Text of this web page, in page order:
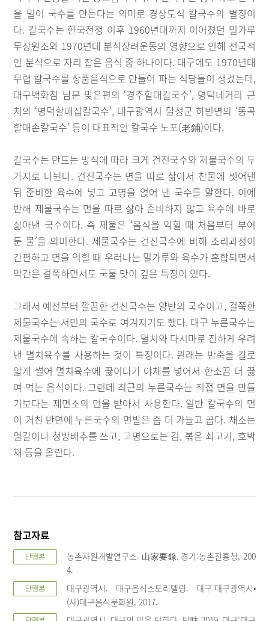
을 밀어 국수를 만든다는 의미로 경상도식 칼국수의 별칭이
다. 칼국수는 한국전쟁 이후 1960년대까지 이어졌던 밀가루
무상원조와 1970년대 분식장려운동의 영향으로 인해 전국적
인 분식으로 자리 잡은 음식 중 하나이다. 대구에도 1970년대
무렵 칼국수를 상품음식으로 만들어 파는 식당들이 생겼는데,
대구백화점 남문 맞은편의 ‘경주할매칼국수’, 명덕네거리 근
처의 ‘명덕할매집칼국수’, 대구광역시 달성군 하빈면의 ‘동곡
할매손칼국수’ 등이 대표적인 칼국수 노포(老鋪)이다.
칼국수는 만드는 방식에 따라 크게 건진국수와 제물국수의 두
가지로 나뉜다. 건진국수는 면을 따로 삶아서 찬물에 씻어낸
뒤 준비한 육수에 넣고 고명을 얹어 낸 국수를 말한다. 이에
반해 제물국수는 면을 따로 삶아 준비하지 않고 육수에 바로
삶아낸 국수이다. 즉 제물은 ‘음식을 익힐 때 처음부터 부어
둔 물’을 의미한다. 제물국수는 건진국수에 비해 조리과정이
간편하고 면을 익힐 때 우러나는 밀가루와 육수가 혼합되면서
약간은 걸쭉하면서도 국물 맛이 깊은 특징이 있다.
그래서 예전부터 깔끔한 건진국수는 양반의 국수이고, 걸쭉한
제물국수는 서민의 국수로 여겨지기도 했다. 대구 누른국수는
제물국수에 속하는 칼국수이다. 멸치와 다시마로 진하게 우려
낸 멸치육수를 사용하는 것이 특징이다. 원래는 반죽을 칼로
얇게 썰어 멸치육수에 끓이다가 야채를 넣어서 한소끔 더 끓
여 먹는 음식이다. 그런데 최근의 누른국수는 직접 면을 만들
기보다는 제면소의 면을 받아서 사용한다. 일반 칼국수의 면
이 거친 반면에 누른국수의 면발은 좀 더 가늘고 곱다. 채소는
얼갈이나 청방배추를 쓰고, 고명으로는 김, 볶은 쇠고기, 호박
채 등을 올린다.
참고자료
단행본
농촌자원개발연구소. 山家要錄. 경기:농촌진흥청, 200
4.
단행본
대구광역시. 대구음식스토리텔링. 대구:대구광역시•
(사)대구음식문화원, 2017.